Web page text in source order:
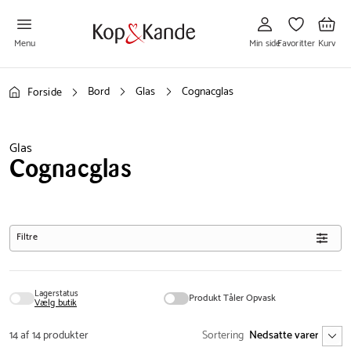
Menu
til
Min
side
Min side
til
Favoritter
Favoritter
til
Kurv
Kurv
Forside Bord Glas Cognacglas
Glas
Cognacglas
Filtre
Lagerstatus
Vælg butik Produkt Tåler Opvask
14 af 14 produkter Sortering